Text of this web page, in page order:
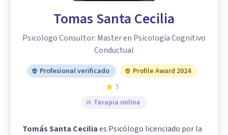
Tomas Santa Cecilia
Psicologo Consultor: Master en Psicología Cognitivo
Conductual
Profesional verificado
Profile Award 2024
5
Terapia online
Tomás Santa Ceciliaes Psicólogo licenciado por la